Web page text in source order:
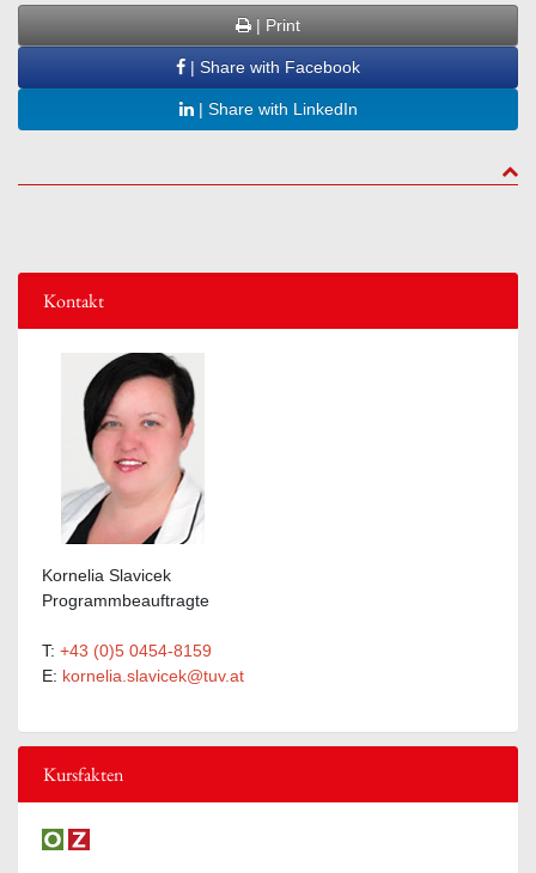
| Print
| Share with Facebook
| Share with LinkedIn
to
Kontakt
Kornelia Slavicek
Programmbeauftragte
T: +43 (0)5 0454-8159
E: kornelia.slavicek@tuv.at
Kursfakten